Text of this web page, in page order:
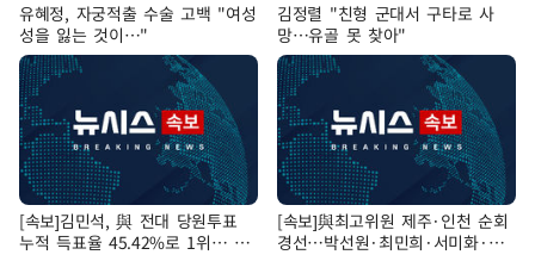
유혜정, 자궁적출 수술 고백 "여성
성을 잃는 것이…"
김정렬 "친형 군대서 구타로 사
망…유골 못 찾아"
[속보]김민석, 與 전대 당원투표
누적 득표율 45.42%로 1위… 정
[속보]與최고위원 제주·인천 순회
경선…박선원·최민희·서미화·한